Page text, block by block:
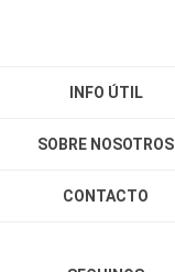
INFO ÚTIL
SOBRE NOSOTROS
CONTACTO